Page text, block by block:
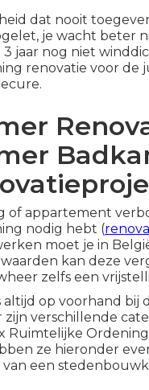
dat nooit
je wacht beter
jaar nog niet
renovatie voor de
of appartement
nodig hebt (
moet je in
kan deze
zelfs een
op voorhand bij
zijn verschillende
Ruimtelijke
ze hieronder
van een